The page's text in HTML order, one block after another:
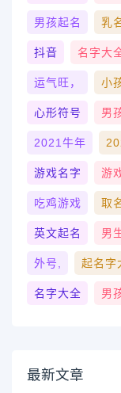
男孩起名 乳
抖音 名字大
运气旺， 小
心形符号 男
2021牛年
游戏名字 游
吃鸡游戏 取
英文起名 男
外号, 起名字
名字大全 男
最新文章